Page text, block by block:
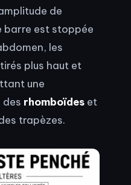
de
barre est stoppée
les
plus haut et
une
rhomboïdes et
trapèzes.